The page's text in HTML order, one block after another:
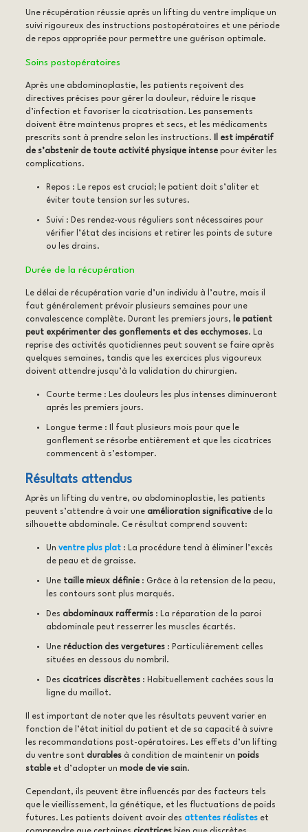
Une récupération réussie après un lifting du ventre implique un
suivi rigoureux des instructions postopératoires et une période
de repos appropriée pour permettre une guérison optimale.
Soins postopératoires
Après une abdominoplastie, les patients reçoivent des
directives précises pour gérer la douleur, réduire le risque
d’infection et favoriser la cicatrisation. Les pansements
doivent être maintenus propres et secs, et les médicaments
prescrits sont à prendre selon les instructions.
Il est impératif
de s’abstenir de toute activité physique intensepour éviter les
complications.
Repos : Le repos est crucial; le patient doit s’aliter et
éviter toute tension sur les sutures.
Suivi : Des rendez-vous réguliers sont nécessaires pour
vérifier l’état des incisions et retirer les points de suture
ou les drains.
Durée de la récupération
Le délai de récupération varie d’un individu à l’autre, mais il
faut généralement prévoir plusieurs semaines pour une
convalescence complète. Durant les premiers jours,
le patient
peut expérimenter des gonflements et des ecchymoses. La
reprise des activités quotidiennes peut souvent se faire après
quelques semaines, tandis que les exercices plus vigoureux
doivent attendre jusqu’à la validation du chirurgien.
Courte terme : Les douleurs les plus intenses diminueront
après les premiers jours.
Longue terme : Il faut plusieurs mois pour que le
gonflement se résorbe entièrement et que les cicatrices
commencent à s’estomper.
Résultats attendus
Après un lifting du ventre, ou abdominoplastie, les patients
peuvent s’attendre à voir une amélioration significativede la
silhouette abdominale. Ce résultat comprend souvent:
Un ventre plus plat: La procédure tend à éliminer l’excès
de peau et de graisse.
Une taille mieux définie: Grâce à la retension de la peau,
les contours sont plus marqués.
Des abdominaux raffermis: La réparation de la paroi
abdominale peut resserrer les muscles écartés.
Une réduction des vergetures: Particulièrement celles
situées en dessous du nombril.
Des cicatrices discrètes: Habituellement cachées sous la
ligne du maillot.
Il est important de noter que les résultats peuvent varier en
fonction de l’état initial du patient et de sa capacité à suivre
les recommandations post-opératoires. Les effets d’un lifting
du ventre sont durablesà condition de maintenir un poids
stableet d’adopter un mode de vie sain.
Cependant, ils peuvent être influencés par des facteurs tels
que le vieillissement, la génétique, et les fluctuations de poids
futures. Les patients doivent avoir des attentes réalisteset